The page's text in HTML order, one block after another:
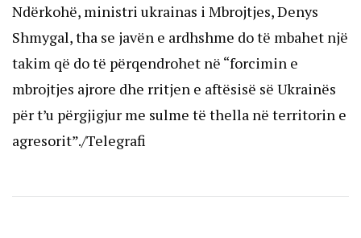
Ndërkohë, ministri ukrainas i Mbrojtjes, Denys
Shmygal, tha se javën e ardhshme do të mbahet një
takim që do të përqendrohet në “forcimin e
mbrojtjes ajrore dhe rritjen e aftësisë së Ukrainës
për t’u përgjigjur me sulme të thella në territorin e
agresorit”./Telegrafi